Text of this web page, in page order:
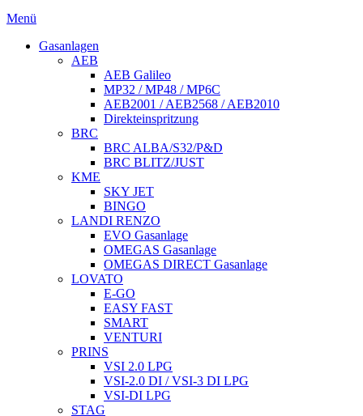
Menü
Gasanlagen
AEB
AEB Galileo
MP32 / MP48 / MP6C
AEB2001 / AEB2568 / AEB2010
Direkteinspritzung
BRC
BRC ALBA/S32/P&D
BRC BLITZ/JUST
KME
SKY JET
BINGO
LANDI RENZO
EVO Gasanlage
OMEGAS Gasanlage
OMEGAS DIRECT Gasanlage
LOVATO
E-GO
EASY FAST
SMART
VENTURI
PRINS
VSI 2.0 LPG
VSI-2.0 DI / VSI-3 DI LPG
VSI-DI LPG
STAG